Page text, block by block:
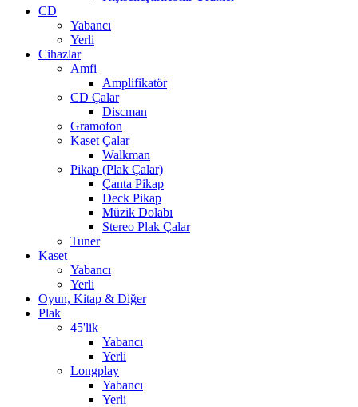
CD
Yabancı
Yerli
Cihazlar
Amfi
Amplifikatör
CD Çalar
Discman
Gramofon
Kaset Çalar
Walkman
Pikap (Plak Çalar)
Çanta Pikap
Deck Pikap
Müzik Dolabı
Stereo Plak Çalar
Tuner
Kaset
Yabancı
Yerli
Oyun, Kitap & Diğer
Plak
45'lik
Yabancı
Yerli
Longplay
Yabancı
Yerli